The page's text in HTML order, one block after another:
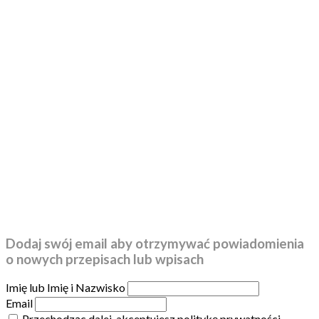
Dodaj swój email aby otrzymywać powiadomienia
o nowych przepisach lub wpisach
Imię lub Imię i Nazwisko
Email